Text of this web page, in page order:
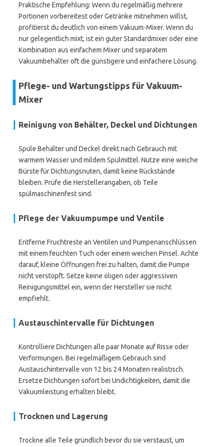
Praktische Empfehlung: Wenn du regelmäßig mehrere
Portionen vorbereitest oder Getränke mitnehmen willst,
profitierst du deutlich von einem Vakuum-Mixer. Wenn du
nur gelegentlich mixt, ist ein guter Standardmixer oder eine
Kombination aus einfachem Mixer und separatem
Vakuumbehälter oft die günstigere und einfachere Lösung.
Pflege- und Wartungstipps für Vakuum-
Mixer
Reinigung von Behälter, Deckel und Dichtungen
Spüle Behälter und Deckel direkt nach Gebrauch mit
warmem Wasser und mildem Spülmittel. Nutze eine weiche
Bürste für Dichtungsnuten, damit keine Rückstände
bleiben. Prüfe die Herstellerangaben, ob Teile
spülmaschinenfest sind.
Pflege der Vakuumpumpe und Ventile
Entferne Fruchtreste an Ventilen und Pumpenanschlüssen
mit einem feuchten Tuch oder einem weichen Pinsel. Achte
darauf, kleine Öffnungen frei zu halten, damit die Pumpe
nicht verstopft. Setze keine öligen oder aggressiven
Reinigungsmittel ein, wenn der Hersteller sie nicht
empfiehlt.
Austauschintervalle für Dichtungen
Kontrolliere Dichtungen alle paar Monate auf Risse oder
Verformungen. Bei regelmäßigem Gebrauch sind
Austauschintervalle von 12 bis 24 Monaten realistisch.
Ersetze Dichtungen sofort bei Undichtigkeiten, damit die
Vakuumleistung erhalten bleibt.
Trocknen und Lagerung
Trockne alle Teile gründlich bevor du sie verstaust, um